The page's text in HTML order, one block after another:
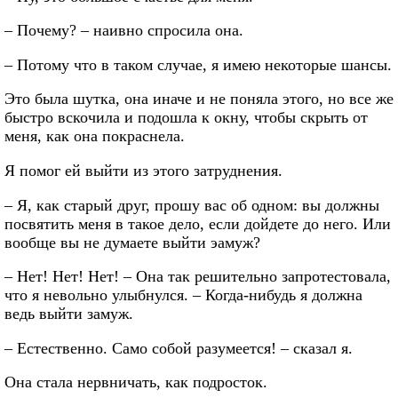
– Почему? – наивно спросила она.
– Потому что в таком случае, я имею некоторые шансы.
Это была шутка, она иначе и не поняла этого, но все же
быстро вскочила и подошла к окну, чтобы скрыть от
меня, как она покраснела.
Я помог ей выйти из этого затруднения.
– Я, как старый друг, прошу вас об одном: вы должны
посвятить меня в такое дело, если дойдете до него. Или
вообще вы не думаете выйти эамуж?
– Нет! Нет! Нет! – Она так решительно запротестовала,
что я невольно улыбнулся. – Когда-нибудь я должна
ведь выйти замуж.
– Естественно. Само собой разумеется! – сказал я.
Она стала нервничать, как подросток.